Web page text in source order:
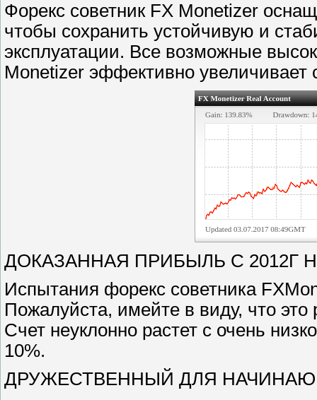
Форекс советник FX Monetizer
чтобы сохранить устойчивую и
эксплуатации. Все возможные
Monetizer эффективно увеличивает
ДОКАЗАННАЯ ПРИБЫЛЬ С 2012Г
Испытания форекс советника
Пожалуйста, имейте в виду, что
Счет неуклонно растет с очень
10%.
ДРУЖЕСТВЕННЫЙ ДЛЯ